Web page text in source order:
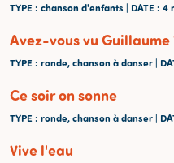
TYPE : chanson d'enfants | DATE : 4
Avez-vous vu Guillaume
TYPE : ronde, chanson à danser |
Ce soir on sonne
TYPE : ronde, chanson à danser |
Vive l'eau